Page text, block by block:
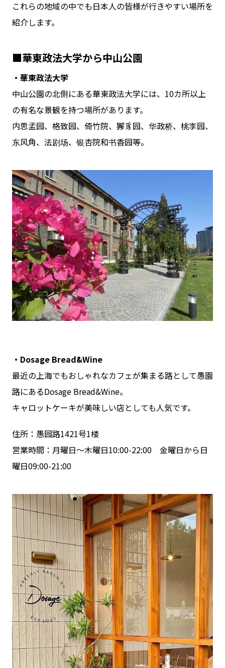
これらの地域の中でも日本人の皆様が行きやすい場所を
紹介します。
■華東政法大学から中山公園
・華東政法大学
中山公園の北側にある華東政法大学には、10カ所以上
の有名な景観を持つ場所があります。
内思孟园、格致园、倚竹院、獬豸园、华政桥、桃李园、
东风角、法剧场、银杏院和书香园等。
・Dosage Bread&Wine
最近の上海でもおしゃれなカフェが集まる路として愚園
路にあるDosage Bread&Wine。
キャロットケーキが美味しい店としても人気です。
住所：愚园路1421号1楼
営業時間：月曜日～木曜日10:00-22:00 金曜日から日
曜日09:00-21:00